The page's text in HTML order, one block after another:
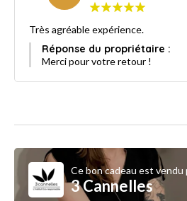
Très agréable expérience.
Réponse du propriétaire :
Merci pour votre retour !
Ce bon cadeau est vendu
3 Cannelles